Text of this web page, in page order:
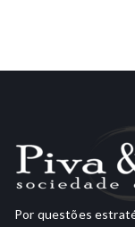
Por questões